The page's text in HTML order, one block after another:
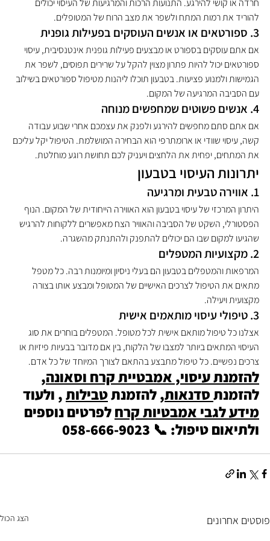
חרדה או קושי להירגע. התנועות הרכות והמרגיעות של העיסוי יכולים
להוריד את רמות המתח ולשפר את מצב הרוח של המטופלים.
3. ספורטאים או אנשים העוסקים בפעילות גופנית
אם אתם עוסקים בספורט או מבצעים פעילות גופנית אינטנסיבית, עיסוי
ספורטאים יכול להיות פתרון מצוין להקל על שרירים תפוסים, לשפר את
הגמישות ולמנוע פציעות. בטבעון תוכלו ליהנות מטיפול ספורטאים בשילוב
עם הסביבה המרגיעה של המקום.
4. אנשים פשוטים שמחפשים מנוחה
אם אתם סתם מחפשים להירגע ולפנק את עצמכם אחרי שבוע עבודה
קשה, עיסוי שוודי או ארומתרפי הוא הבחירה המושלמת. הטיפול יקל עליכם
את המתחים, יפחית את הלחצים ויעניק לכם תחושת רוגע מוחלטת.
יתרונות העיסוי בטבעון
1. אווירה טבעית ומרגיעה
היתרון המרכזי של עיסוי בטבעון הוא האווירה הייחודית של המקום. הנוף
הפסטורלי, השקט של הסביבה והאוויר הצח מאפשרים ללקוחות להרגיש
שהגיעו למקום שבו הם יכולים להתפנק ולהתנתק מהשגרה.
2. מקצועיות המטפלים
המרפאות והמטפלים בטבעון הם בעלי ניסיון ומיומנות רבה. כל מטפל
מתאים את הטיפול לצרכים האישיים של המטופל ומבצע אותו בצורה
מקצועית ויעילה.
3. טיפולי עיסוי מותאמים אישית
אצלנו כל טיפול מותאם אישית לכל מטופל. המטפלים בוחרים את סוג
העיסוי המתאים ביותר למצבו של הלקוח, בין אם מדובר בבעיות פיזיות או
צרכים נפשיים. כל טיפול מתבצע בהתאם לצורך המיוחד של כל אדם.
להזמנת עיסוי, אמבטיית קרח וסאונה,
להזמנת סדנאות, להזמנת טבילות , ולעוד
מידע לגבי אמבטיות קרח לפרטים נוספים
ולתיאום טיפול: 📞 058-666-9023
פוסטים אחרונים הצג הכול